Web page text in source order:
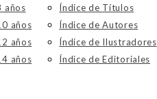
años
años
años
años
Índice de Títulos
Índice de Autores
Índice de Ilustradores
Índice de Editoriales